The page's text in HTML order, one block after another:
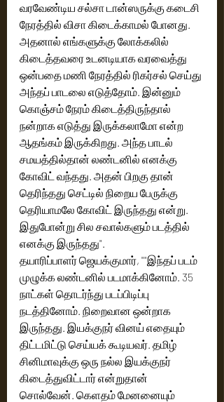
வரவேண்டிய சல்சா டான்ஸருக்கு கடைசி
நேரத்தில் விசா கிடைக்காமல் போனது.
அதனால் எங்களுக்கு லோக்கலில்
கிடைத்தவரை உடனடியாக வரவைத்து
ஒன்பதை மணி நேரத்தில் ரிகர்சல் செய்து
அந்தப் பாடலை எடுத்தோம். இன்னும்
கொஞ்சம் நேரம் கிடைத்திருந்தால்
நன்றாக எடுத்து இருக்கலாமோ என்ற
ஆதங்கம் இருக்கிறது. அந்த பாடல்
சமயத்தில்தான் லண்டனில் எனக்கு
கோவிட் வந்தது. அதன் பிறகு தான்
தெரிந்தது செட்டில் நிறைய பேருக்கு
தெரியாமலே கோவிட் இருந்தது என்று.
இதுபோன்று சில சவால்களும் படத்தில்
எனக்கு இருந்தது".
தயாரிப்பாளர் ஜெயக்குமார், ""இந்தப் படம்
முழுக்க லண்டனில் படமாக்கினோம். 35
நாட்கள் தொடர்ந்து படப்பிடிப்பு
நடத்தினோம். நிறைவான ஒன்றாக
இருந்தது. இயக்குநர் வினய் எதையும்
திட்டமிட்டு செய்யக் கூடியவர். தமிழ்
சினிமாவுக்கு ஒரு நல்ல இயக்குநர்
கிடைத்துவிட்டார் என்றுதான்
சொல்வேன். கெளதம் மேனனையும்